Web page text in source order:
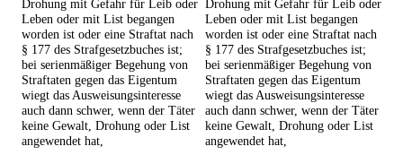
Drohung mit Gefahr für Leib oder
Leben oder mit List begangen
worden ist oder eine Straftat nach
§ 177 des Strafgesetzbuches ist;
bei serienmäßiger Begehung von
Straftaten gegen das Eigentum
wiegt das Ausweisungsinteresse
auch dann schwer, wenn der Täter
keine Gewalt, Drohung oder List
angewendet hat,
Drohung mit Gefahr für Leib oder
Leben oder mit List begangen
worden ist oder eine Straftat nach
§ 177 des Strafgesetzbuches ist;
bei serienmäßiger Begehung von
Straftaten gegen das Eigentum
wiegt das Ausweisungsinteresse
auch dann schwer, wenn der Täter
keine Gewalt, Drohung oder List
angewendet hat,